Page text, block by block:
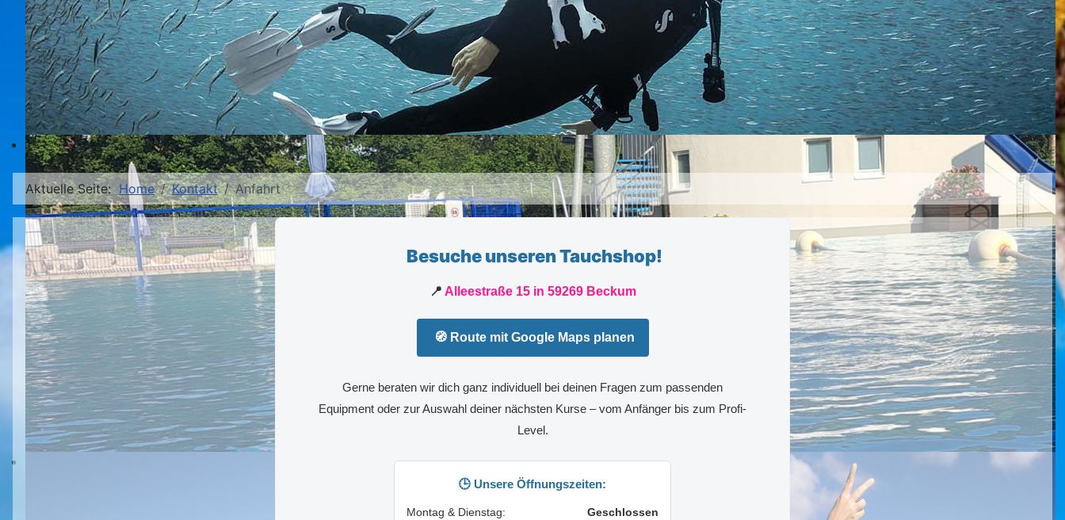
Aktuelle Seite: Home Kontakt Anfahrt
Besuche unseren Tauchshop!
📍 Alleestraße 15 in 59269 Beckum
🧭 Route mit Google Maps planen
Gerne beraten wir dich ganz individuell bei deinen Fragen zum passenden
Equipment oder zur Auswahl deiner nächsten Kurse – vom Anfänger bis zum Profi-
Level.
🕒 Unsere Öffnungszeiten:
Montag & Dienstag:
Geschlossen